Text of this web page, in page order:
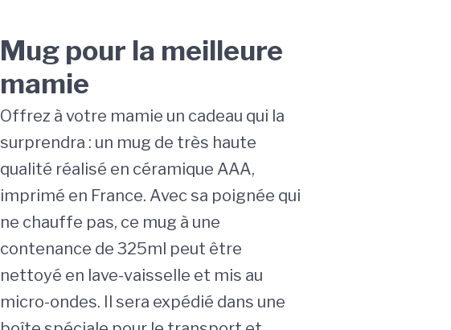
Mug pour la meilleure
mamie
Offrez à votre mamie un cadeau qui la
surprendra : un mug de très haute
qualité réalisé en céramique AAA,
imprimé en France. Avec sa poignée qui
ne chauffe pas, ce mug à une
contenance de 325ml peut être
nettoyé en lave-vaisselle et mis au
micro-ondes. Il sera expédié dans une